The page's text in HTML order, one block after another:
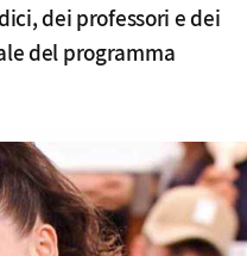
dei professori e dei
del programma